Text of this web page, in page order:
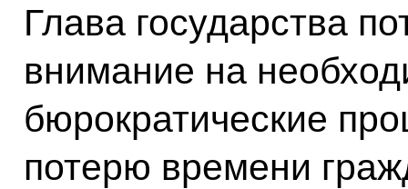
Глава государства
внимание на
бюрократические
потерю времени